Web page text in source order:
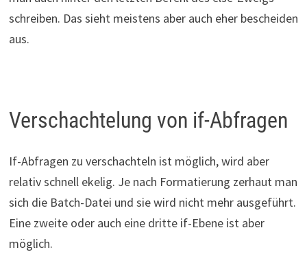
schreiben. Das sieht meistens aber auch eher bescheiden
aus.
Verschachtelung von if-Abfragen
If-Abfragen zu verschachteln ist möglich, wird aber
relativ schnell ekelig. Je nach Formatierung zerhaut man
sich die Batch-Datei und sie wird nicht mehr ausgeführt.
Eine zweite oder auch eine dritte if-Ebene ist aber
möglich.